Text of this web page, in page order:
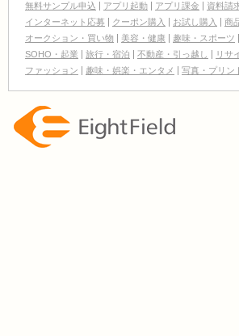
無料サンプル申込
アプリ起動 アプリ課金 資料請
インターネット応募
クーポン購入 お試し購入 商
オークション・買い物
美容・健康 趣味・スポーツ
SOHO・起業
旅行・宿泊 不動産・引っ越し リサ
ファッション
趣味・娯楽・エンタメ 写真・プリン